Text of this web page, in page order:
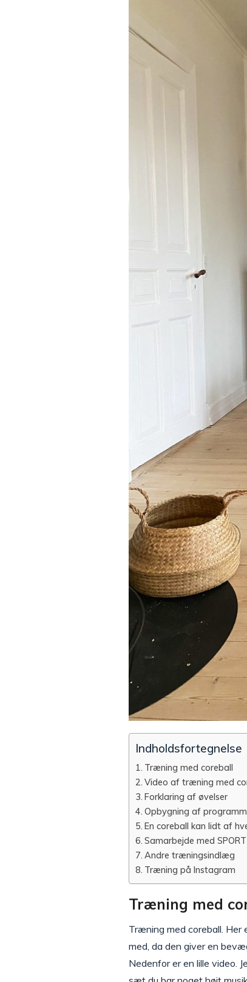
Indholdsfortegnelse
Træning med coreball
Video af træning med
Forklaring af øvelser
Opbygning af
En coreball kan lidt af
Samarbejde med
Andre træningsindlæg
Træning på Instagram
Træning med
Træning med coreball. Her
med, da den giver en
Nedenfor er en lille video.